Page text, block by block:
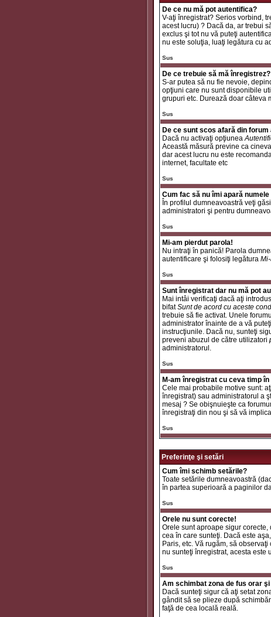
De ce nu mă pot autentifica?
V-aţi înregistrat? Serios vorbind,
acest lucru) ? Dacă da, ar trebui
exclus şi tot nu vă puteţi
nu este soluţia, luaţi legătura cu
Sus
De ce trebuie să mă înregistrez?
S-ar putea să nu fie nevoie,
opţiuni care nu sunt disponibile
grupuri etc. Durează doar câteva
Sus
De ce sunt scos afară din forum
Dacă nu activaţi opţiunea
Această măsură previne ca
dar acest lucru nu este
internet, facultate etc
Sus
Cum fac să nu îmi apară
În profilul dumneavoastră veţi
administratori şi pentru
Sus
Mi-am pierdut parola!
Nu intraţi în panică! Parola
autentificare şi folosiţi legătura
Sus
Sunt înregistrat dar nu mă pot
Mai intâi verificaţi dacă aţi
bifatSunt de acord cu aceste
trebuie să fie activat. Unele
administrator înainte de a vă
instrucţiunile. Dacă nu, sunteţi
preveni abuzul de către utilizatori
administratorul.
Sus
M-am înregistrat cu ceva timp
Cele mai probabile motive sunt:
înregistrat) sau administratorul a
mesaj ? Se obişnuieşte ca
înregistraţi din nou şi să vă
Sus
Preferinţe şi setări
Cum îmi schimb setările?
Toate setările dumneavoastră
în partea superioară a paginilor
Sus
Orele nu sunt corecte!
Orele sunt aproape sigur
cea în care sunteţi. Dacă este
Paris, etc. Vă rugăm, să
nu sunteţi înregistrat, acesta este
Sus
Am schimbat zona de fus orar
Dacă sunteţi sigur că aţi setat
gândit să se plieze după
faţă de cea locală reală.